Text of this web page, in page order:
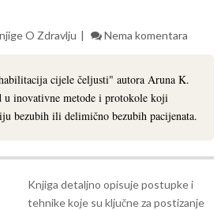
O Zdravlju Nema komentara
cijele čeljusti" autora Aruna K.
u inovativne metode i protokole koji
bezubih ili delimično bezubih pacijenata.
Knjiga detaljno opisuje postupke i
tehnike koje su ključne za postizanje